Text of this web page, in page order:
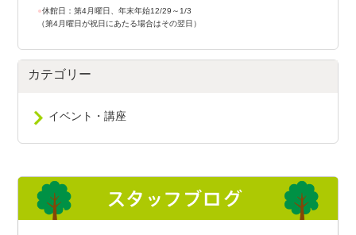
●休館日：第4月曜日、年末年始12/29～1/3
（第4月曜日が祝日にあたる場合はその翌日）
カテゴリー
イベント・講座